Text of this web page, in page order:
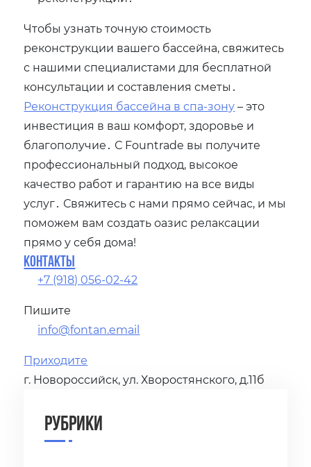
Чтобы узнать точную стоимость
реконструкции вашего бассейна, свяжитесь
с нашими специалистами для бесплатной
консультации и составления сметы․
Реконструкция бассейна в спа-зону– это
инвестиция в ваш комфорт, здоровье и
благополучие․ С Fountrade вы получите
профессиональный подход, высокое
качество работ и гарантию на все виды
услуг․ Свяжитесь с нами прямо сейчас, и мы
поможем вам создать оазис релаксации
прямо у себя дома!
Контакты
+7 (918) 056-02-42
Пишите
info@fontan.email
Приходите
г. Новороссийск, ул. Хворостянского, д.11б
Рубрики